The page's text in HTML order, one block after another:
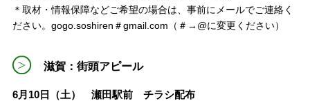
＊取材・情報保障などご希望の場合は、事前にメールでご連絡く
ださい。gogo.soshiren＃gmail.com（＃→@に変更ください）
滋賀：街頭アピール
6月10日（土） 瀬田駅前 チラシ配布